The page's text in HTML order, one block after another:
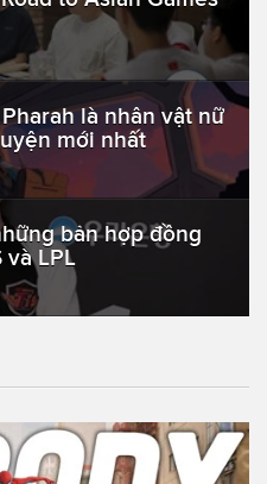
là nhân vật nữ
mới nhất
bản hợp đồng
và LPL